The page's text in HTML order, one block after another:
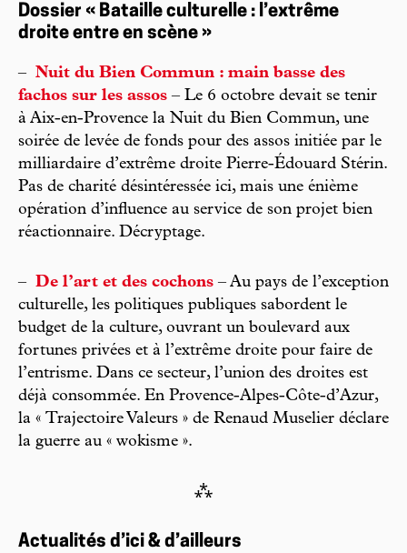
Dossier « Bataille culturelle : l’extrême
droite entre en scène »
– Nuit du Bien Commun : main basse des
fachos sur les assos – Le 6 octobre devait se tenir
à Aix-en-Provence la Nuit du Bien Commun, une
soirée de levée de fonds pour des assos initiée par le
milliardaire d’extrême droite Pierre-Édouard Stérin.
Pas de charité désintéressée ici, mais une énième
opération d’influence au service de son projet bien
réactionnaire. Décryptage.
– De l’art et des cochons – Au pays de l’exception
culturelle, les politiques publiques sabordent le
budget de la culture, ouvrant un boulevard aux
fortunes privées et à l’extrême droite pour faire de
l’entrisme. Dans ce secteur, l’union des droites est
déjà consommée. En Provence-Alpes-Côte-d’Azur,
la « Trajectoire Valeurs » de Renaud Muselier déclare
la guerre au « wokisme ».
⁂
Actualités d’ici & d’ailleurs